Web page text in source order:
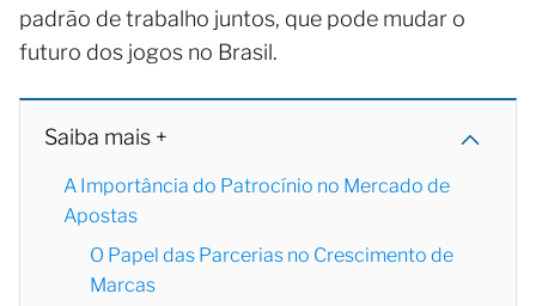
padrão de trabalho juntos, que pode mudar o
futuro dos jogos no Brasil.
Saiba mais +
A Importância do Patrocínio no Mercado de
Apostas
O Papel das Parcerias no Crescimento de
Marcas